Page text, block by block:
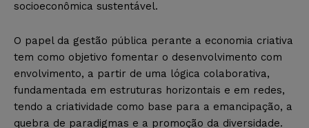
socioeconômica sustentável.
O papel da gestão pública perante a economia criativa
tem como objetivo fomentar o desenvolvimento com
envolvimento, a partir de uma lógica colaborativa,
fundamentada em estruturas horizontais e em redes,
tendo a criatividade como base para a emancipação, a
quebra de paradigmas e a promoção da diversidade.